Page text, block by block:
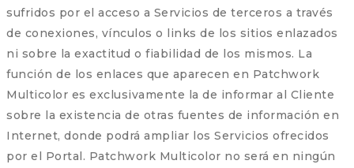
sufridos por el acceso a Servicios de terceros a través
de conexiones, vínculos o links de los sitios enlazados
ni sobre la exactitud o fiabilidad de los mismos. La
función de los enlaces que aparecen en Patchwork
Multicolor es exclusivamente la de informar al Cliente
sobre la existencia de otras fuentes de información en
Internet, donde podrá ampliar los Servicios ofrecidos
por el Portal. Patchwork Multicolor no será en ningún